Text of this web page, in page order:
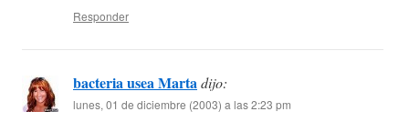
Responder
bacteria usea Martadijo:
lunes, 01 de diciembre (2003) a las 2:23 pm